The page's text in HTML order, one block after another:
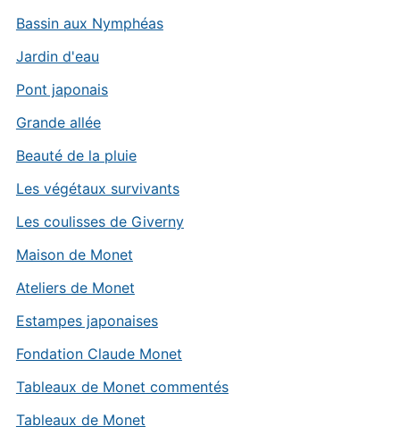
Bassin aux Nymphéas
Jardin d'eau
Pont japonais
Grande allée
Beauté de la pluie
Les végétaux survivants
Les coulisses de Giverny
Maison de Monet
Ateliers de Monet
Estampes japonaises
Fondation Claude Monet
Tableaux de Monet commentés
Tableaux de Monet